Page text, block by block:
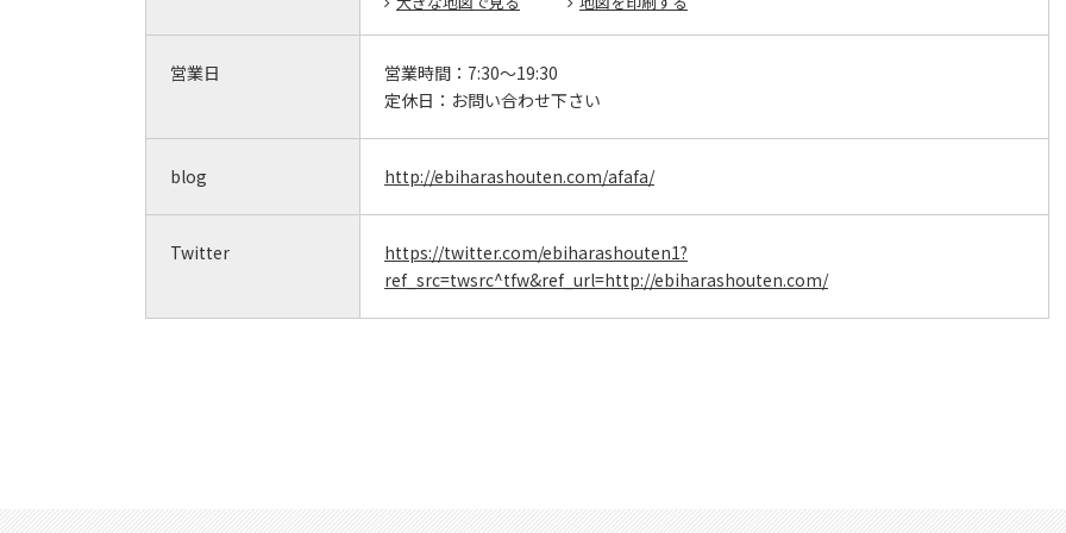
営業日 営業時間： 7:30～19:30
定休日： お問い合わせ下さい
blog http://ebiharashouten.com/afafa/
Twitter
https://twitter.com/ebiharashouten1?
ref_src=twsrc^tfw&ref_url=http://ebiharashouten.com/